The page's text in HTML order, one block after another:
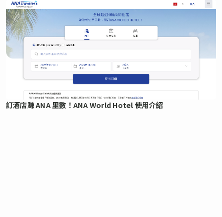
訂酒店賺 ANA 里數！ANA World Hotel 使用介紹